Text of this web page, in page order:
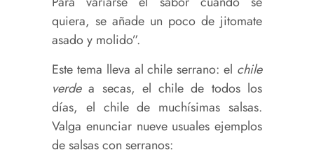
quiera, se añade un poco de jitomate
asado y molido”.
Este tema lleva al chile serrano: el chile
verdea secas, el chile de todos los
días, el chile de muchísimas salsas.
Valga enunciar nueve usuales ejemplos
de salsas con serranos: